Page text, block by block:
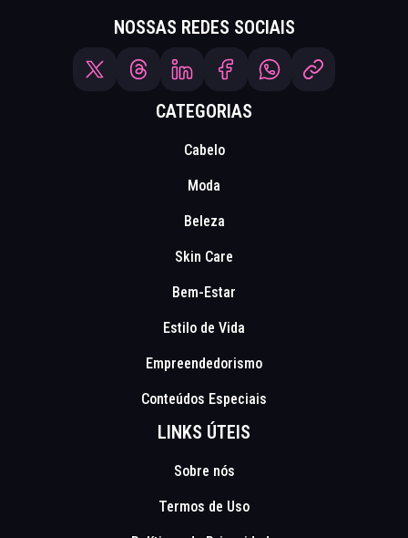
NOSSAS REDES SOCIAIS
CATEGORIAS
Cabelo
Moda
Beleza
Skin Care
Bem-Estar
Estilo de Vida
Empreendedorismo
Conteúdos Especiais
LINKS ÚTEIS
Sobre nós
Termos de Uso